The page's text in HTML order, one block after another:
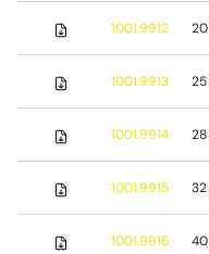
1001.9912 20
1001.9913 25
1001.9914 28
1001.9915 32
1001.9916 40